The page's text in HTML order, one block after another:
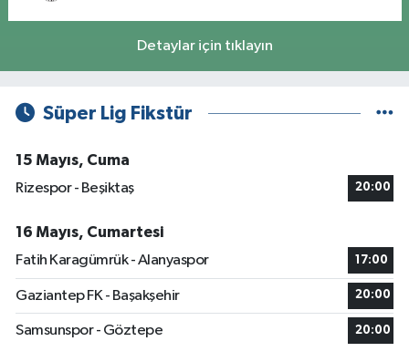
Detaylar için tıklayın
Süper Lig Fikstür
15 Mayıs, Cuma
Rizespor - Beşiktaş
20:00
16 Mayıs, Cumartesi
Fatih Karagümrük - Alanyaspor
17:00
Gaziantep FK - Başakşehir 20:00
Samsunspor - Göztepe 20:00